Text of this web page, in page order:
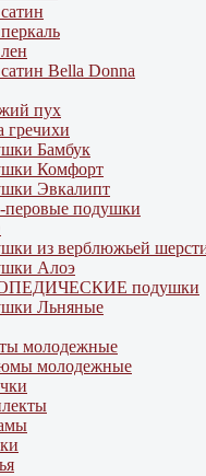
Bella Donna
пух
гречихи
Бамбук
Комфорт
Эвкалипт
перовые подушки
из верблюжьей
Алоэ
подушки
Льняные
молодежные
молодежные